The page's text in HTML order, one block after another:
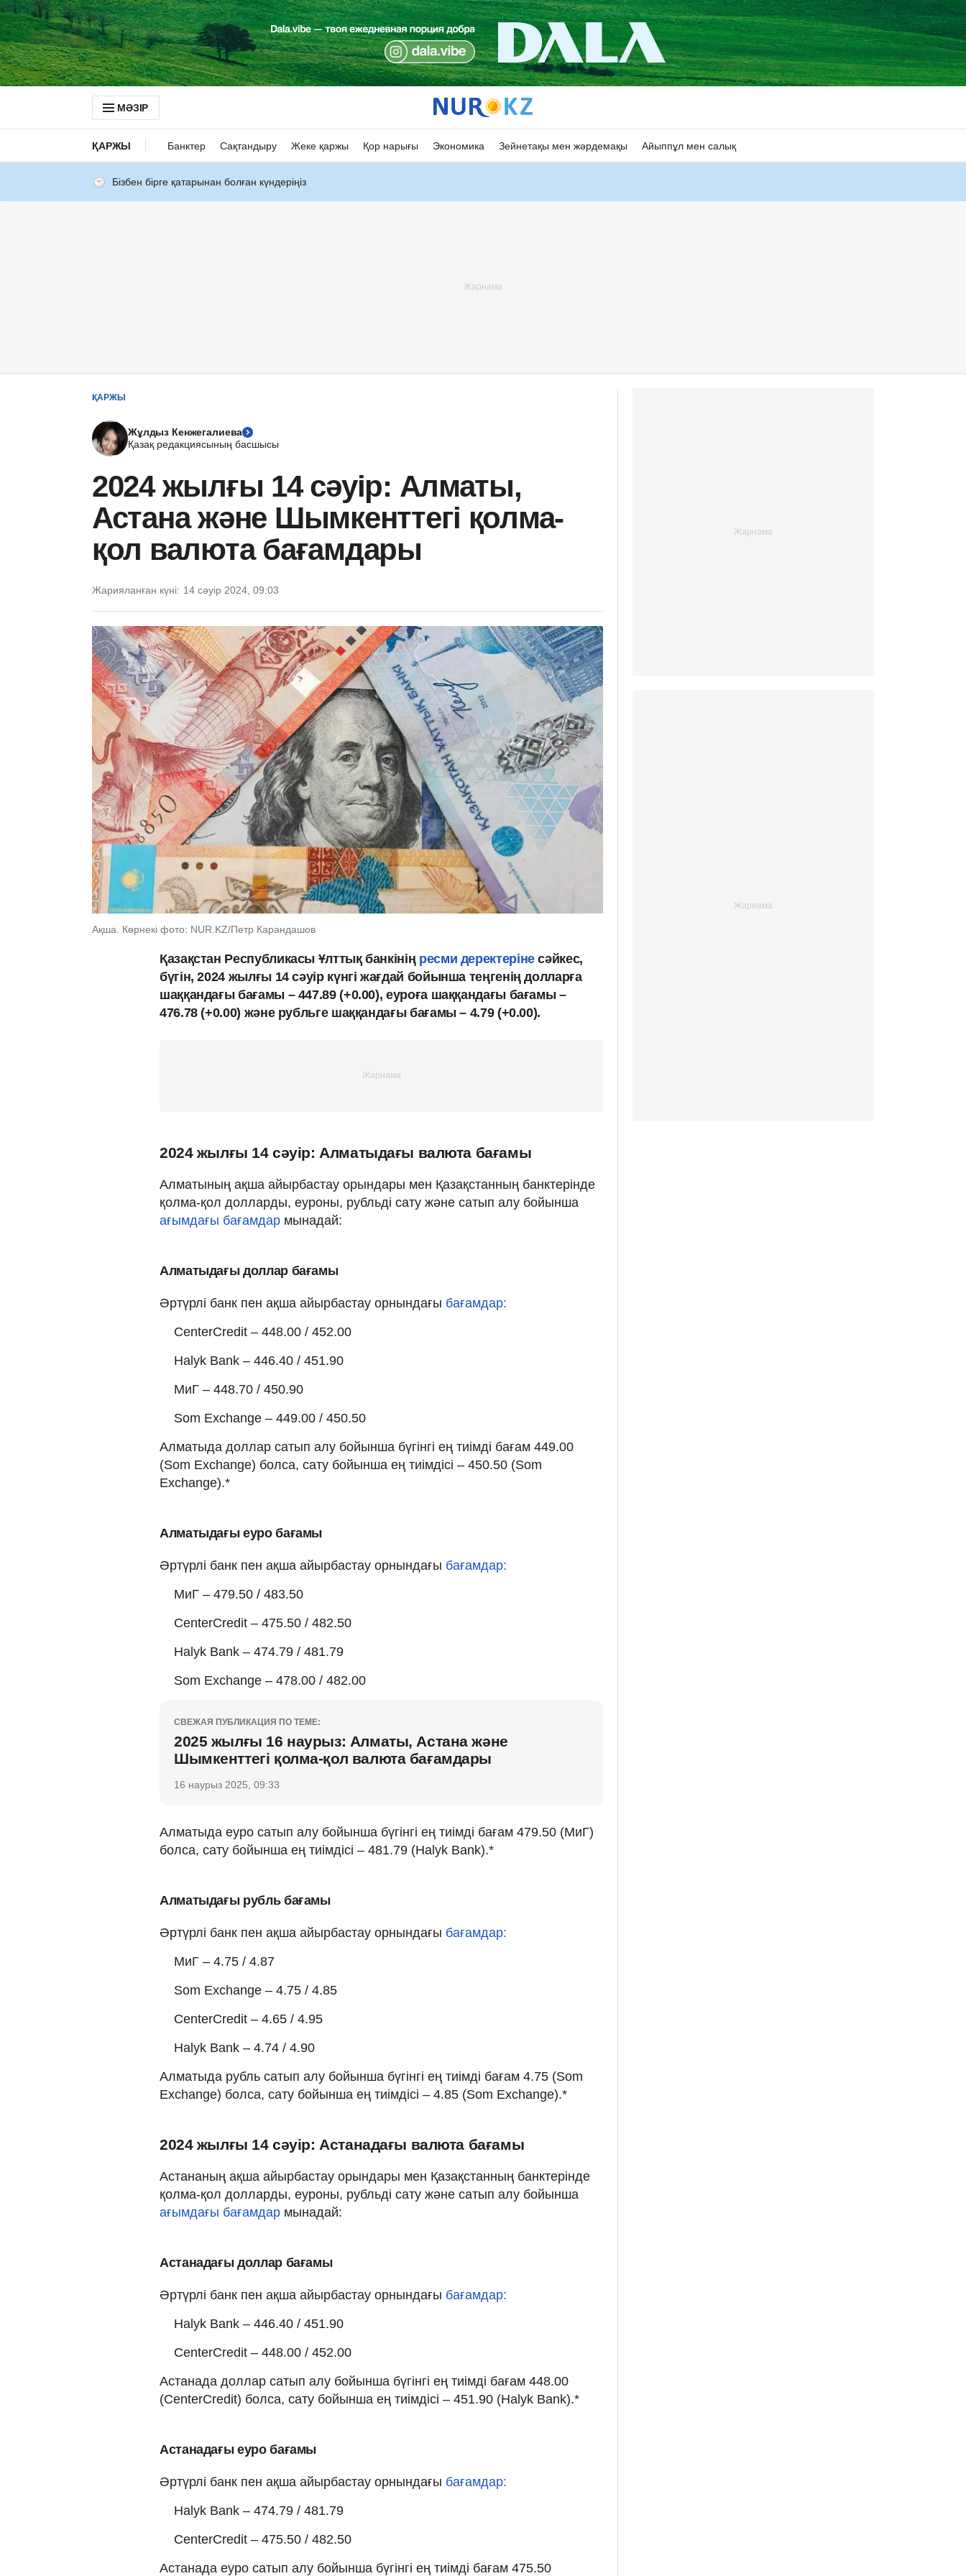
МӘЗІР
ҚАРЖЫ Банктер Сақтандыру Жеке қаржы Қор нарығы Экономика Зейнетақы мен жәрдемақы Айыппұл мен салық
Бізбен бірге қатарынан болған күндеріңіз
ҚАРЖЫ
Жұлдыз Кенжегалиева
Қазақ редакциясының басшысы
2024 жылғы 14 сәуір: Алматы,
Астана және Шымкенттегі қолма-
қол валюта бағамдары
Жарияланған күні: 14 сәуір 2024, 09:03
Ақша. Көрнекі фото: NUR.KZ/Петр Карандашов
Қазақстан Республикасы Ұлттық банкінің ресми деректерінесәйкес,
бүгін, 2024 жылғы 14 сәуір күнгі жағдай бойынша теңгенің долларға
шаққандағы бағамы – 447.89 (+0.00), еуроға шаққандағы бағамы –
476.78 (+0.00) және рубльге шаққандағы бағамы – 4.79 (+0.00).
2024 жылғы 14 сәуір: Алматыдағы валюта бағамы
Алматының ақша айырбастау орындары мен Қазақстанның банктерінде
қолма-қол долларды, еуроны, рубльді сату және сатып алу бойынша
ағымдағы бағамдар мынадай:
Алматыдағы доллар бағамы
Әртүрлі банк пен ақша айырбастау орнындағы бағамдар:
CenterCredit – 448.00 / 452.00
Halyk Bank – 446.40 / 451.90
МиГ – 448.70 / 450.90
Som Exchange – 449.00 / 450.50
Алматыда доллар сатып алу бойынша бүгінгі ең тиімді бағам 449.00
(Som Exchange) болса, сату бойынша ең тиімдісі – 450.50 (Som
Exchange).*
Алматыдағы еуро бағамы
Әртүрлі банк пен ақша айырбастау орнындағы бағамдар:
МиГ – 479.50 / 483.50
CenterCredit – 475.50 / 482.50
Halyk Bank – 474.79 / 481.79
Som Exchange – 478.00 / 482.00
СВЕЖАЯ ПУБЛИКАЦИЯ ПО ТЕМЕ:
2025 жылғы 16 наурыз: Алматы, Астана және
Шымкенттегі қолма-қол валюта бағамдары
16 наурыз 2025, 09:33
Алматыда еуро сатып алу бойынша бүгінгі ең тиімді бағам 479.50 (МиГ)
болса, сату бойынша ең тиімдісі – 481.79 (Halyk Bank).*
Алматыдағы рубль бағамы
Әртүрлі банк пен ақша айырбастау орнындағы бағамдар:
МиГ – 4.75 / 4.87
Som Exchange – 4.75 / 4.85
CenterCredit – 4.65 / 4.95
Halyk Bank – 4.74 / 4.90
Алматыда рубль сатып алу бойынша бүгінгі ең тиімді бағам 4.75 (Som
Exchange) болса, сату бойынша ең тиімдісі – 4.85 (Som Exchange).*
2024 жылғы 14 сәуір: Астанадағы валюта бағамы
Астананың ақша айырбастау орындары мен Қазақстанның банктерінде
қолма-қол долларды, еуроны, рубльді сату және сатып алу бойынша
ағымдағы бағамдар мынадай:
Астанадағы доллар бағамы
Әртүрлі банк пен ақша айырбастау орнындағы бағамдар:
Halyk Bank – 446.40 / 451.90
CenterCredit – 448.00 / 452.00
Астанада доллар сатып алу бойынша бүгінгі ең тиімді бағам 448.00
(CenterCredit) болса, сату бойынша ең тиімдісі – 451.90 (Halyk Bank).*
Астанадағы еуро бағамы
Әртүрлі банк пен ақша айырбастау орнындағы бағамдар:
Halyk Bank – 474.79 / 481.79
CenterCredit – 475.50 / 482.50
Астанада еуро сатып алу бойынша бүгінгі ең тиімді бағам 475.50